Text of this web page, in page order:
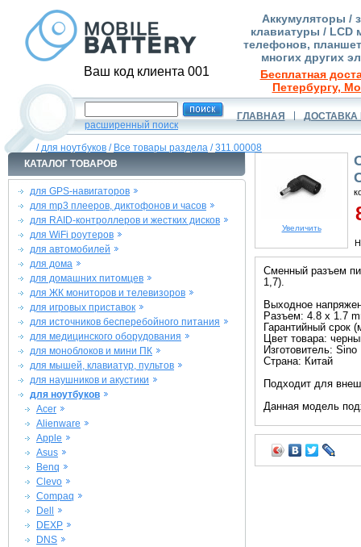
Ваш код клиента 001
Аккумуляторы /
клавиатуры / LCD
телефонов,
многих других
Бесплатная
Петербургу,
расширенный поиск
ГЛАВНАЯ ДОСТАВКА
/для ноутбуков / Все товары раздела /311.00008
КАТАЛОГ ТОВАРОВ
для GPS-навигаторов
для mp3 плееров, диктофонов и часов
для RAID-контроллеров и жестких дисков
для WiFi роутеров
для автомобилей
для дома
для домашних питомцев
для ЖК мониторов и телевизоров
для игровых приставок
для источников бесперебойного питания
для медицинского оборудования
для моноблоков и мини ПК
для мышей, клавиатур, пультов
для наушников и акустики
для ноутбуков
Acer
Alienware
Apple
Asus
Benq
Clevo
Compaq
Dell
DEXP
DNS
Увеличить
Сменный разъем
1,7).
Выходное
Разъем: 4.8 x 1.7
Гарантийный срок
Цвет товара:
Изготовитель: Sino
Страна: Китай
Подходит для
Данная модель